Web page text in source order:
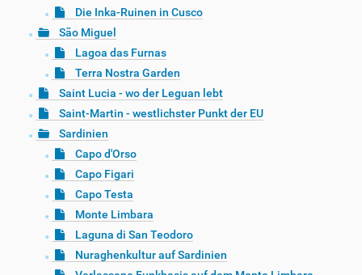
Die Inka-Ruinen in Cusco
São Miguel
Lagoa das Furnas
Terra Nostra Garden
Saint Lucia - wo der Leguan lebt
Saint-Martin - westlichster Punkt der EU
Sardinien
Capo d'Orso
Capo Figari
Capo Testa
Monte Limbara
Laguna di San Teodoro
Nuraghenkultur auf Sardinien